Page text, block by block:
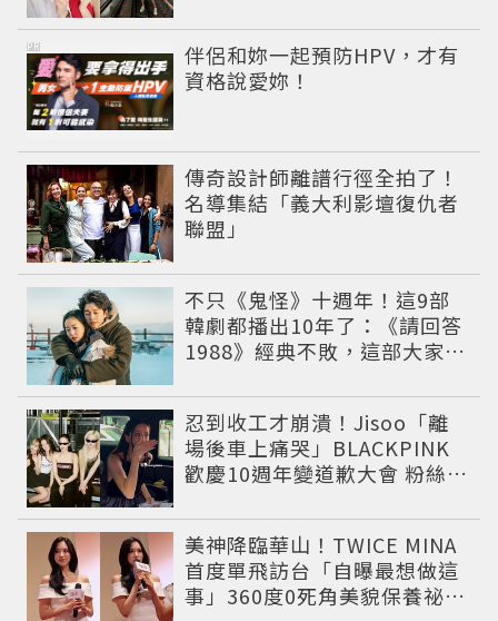
伴侶和妳一起預防HPV，才有
資格說愛妳！
PR
傳奇設計師離譜行徑全拍了！
名導集結「義大利影壇復仇者
聯盟」
不只《鬼怪》十週年！這9部
韓劇都播出10年了：《請回答
1988》經典不敗，這部大家狂
忍到收工才崩潰！Jisoo「離
場後車上痛哭」BLACKPINK
歡慶10週年變道歉大會 粉絲看
美神降臨華山！TWICE MINA
首度單飛訪台「自曝最想做這
事」360度0死角美貌保養祕訣